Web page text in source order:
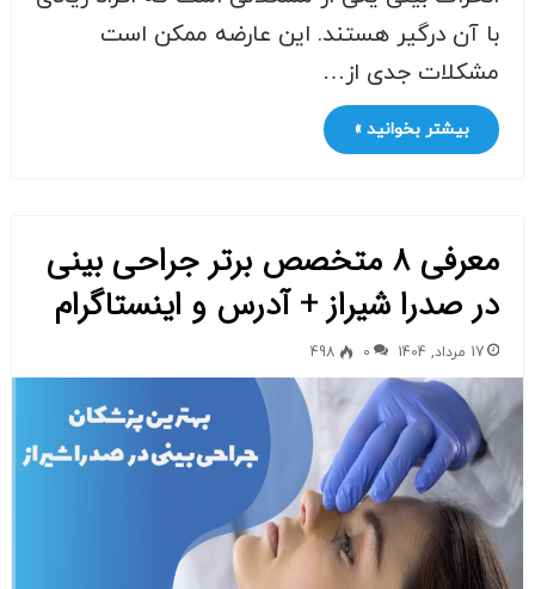
با آن درگیر هستند. این عارضه ممکن است
مشکلات جدی از…
بیشتر بخوانید »
معرفی ۸ متخصص برتر جراحی بینی
در صدرا شیراز + آدرس و اینستاگرام
17 مرداد, 1404 0
498